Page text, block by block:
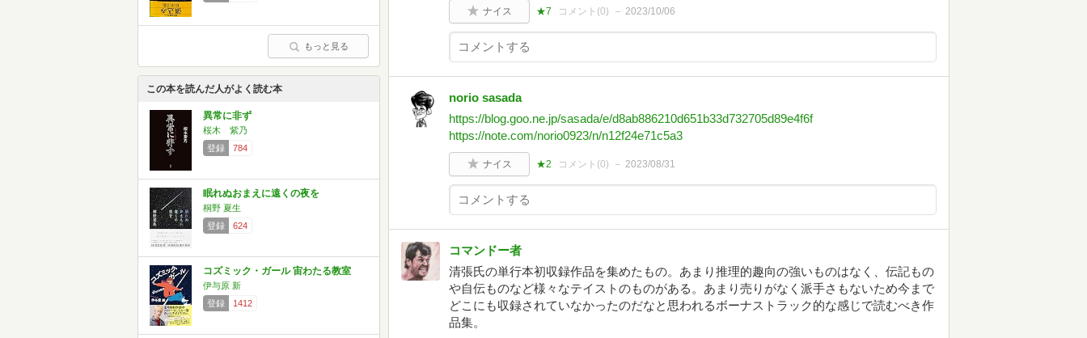
もっと見る
この本を読んだ人がよく読む本
異常に非ず
桜木 紫乃
登録
784
眠れぬおまえに遠くの夜を
桐野 夏生
登録
624
コズミック・ガール 宙わたる教室
伊与原 新
登録
1412
ナイス ★7 コメント(0) 2023/10/06
norio sasada
https://blog.goo.ne.jp/sasada/e/d8ab886210d651b33d732705d89e4f6f
https://note.com/norio0923/n/n12f24e71c5a3
ナイス ★2 コメント(0) 2023/08/31
コマンドー者
清張氏の単行本初収録作品を集めたもの。あまり推理的趣向の強いものはなく、伝記もの
や自伝ものなど様々なテイストのものがある。あまり売りがなく派手さもないため今まで
どこにも収録されていなかったのだなと思われるボーナストラック的な感じで読むべき作
品集。